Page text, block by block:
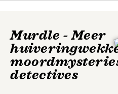
€ 21,99
Morgen in huis
Murdle - Meer
detectives